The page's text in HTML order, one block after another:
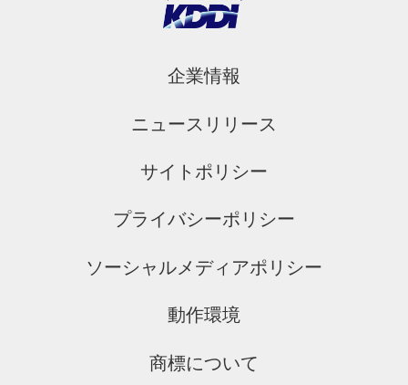
企業情報
ニュースリリース
サイトポリシー
プライバシーポリシー
ソーシャルメディアポリシー
動作環境
商標について